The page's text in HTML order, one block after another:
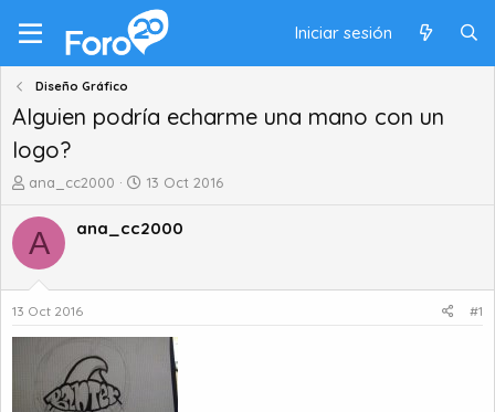
Iniciar sesión
Diseño Gráfico
Alguien podría echarme una mano con un
logo?
A
t
o
r
d
e
ana_cc2000
F
c
d
13 Oct 2016
A ana_cc2000
13 Oct 2016 #1